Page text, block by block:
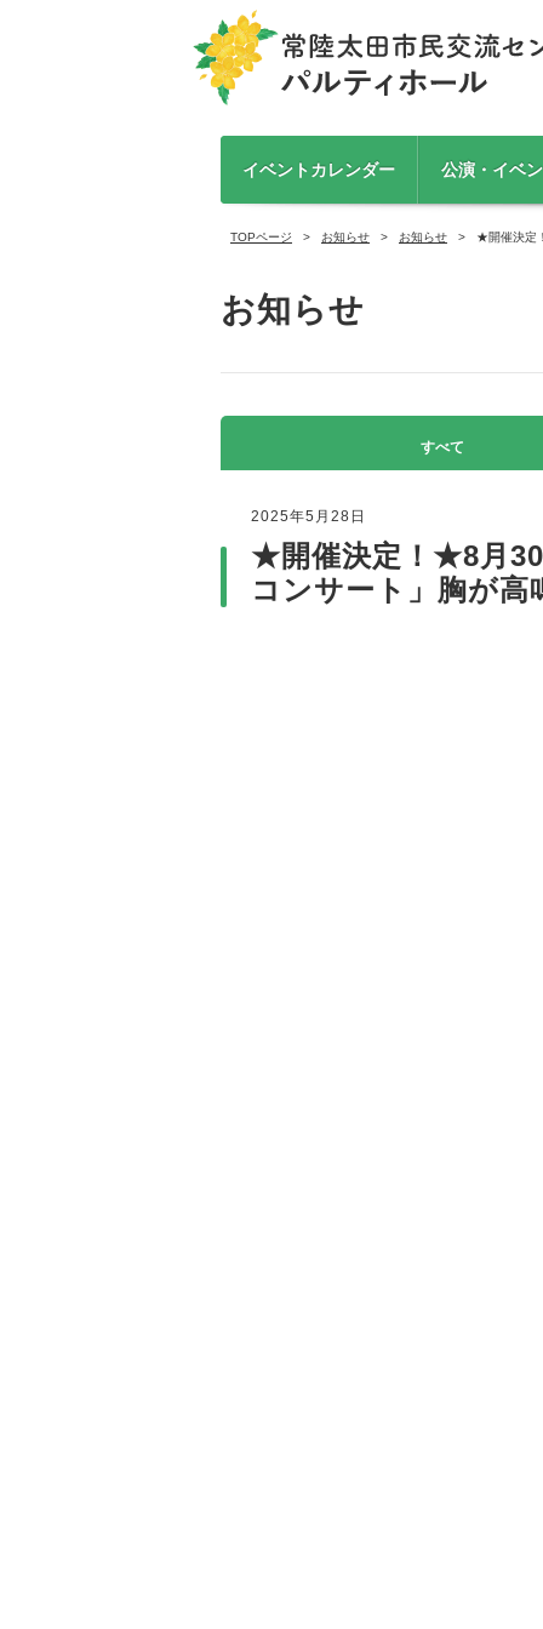
イベントカレンダー 公演・イベ
TOPページ お知らせ お知らせ ★開催決定
お知らせ
すべて
2025年5月28日
★開催決定！★8月30
コンサート」胸が